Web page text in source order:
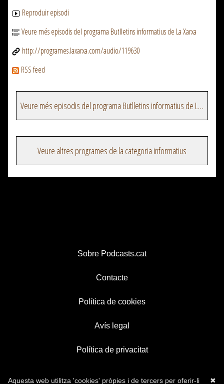
Reproduir episodi
Veure més episodis del programa Butlletins informatius de La Xarxa
http://programes.laxarxa.com/audio/119630
RSS feed
Veure més episodis del programa Butlletins informatius de La Xarxa
Veure altres programes de la categoria informatius
Sobre Podcasts.cat
Contacte
Política de cookies
Avís legal
Política de privacitat
✖
Aquesta web utilitza 'cookies' pròpies i de tercers per oferir-li